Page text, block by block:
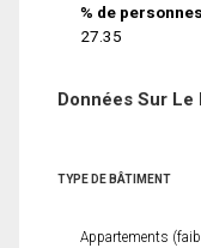
% de personnes
27.35
Données Sur Le
TYPE DE BÂTIMENT
Appartements